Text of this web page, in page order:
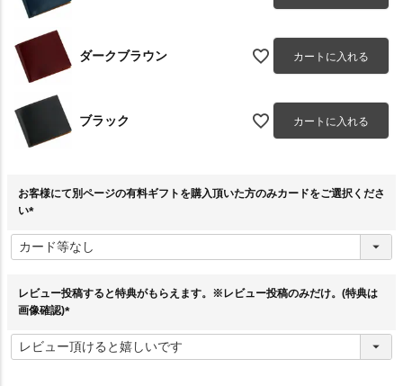
ダークブラウン カートに入れる
ブラック カートに入れる
お客様にて別ページの有料ギフトを購入頂いた方のみカードをご選択くださ
い
必
須
レビュー投稿すると特典がもらえます。※レビュー投稿のみだけ。(特典は
画像確認)
必
須